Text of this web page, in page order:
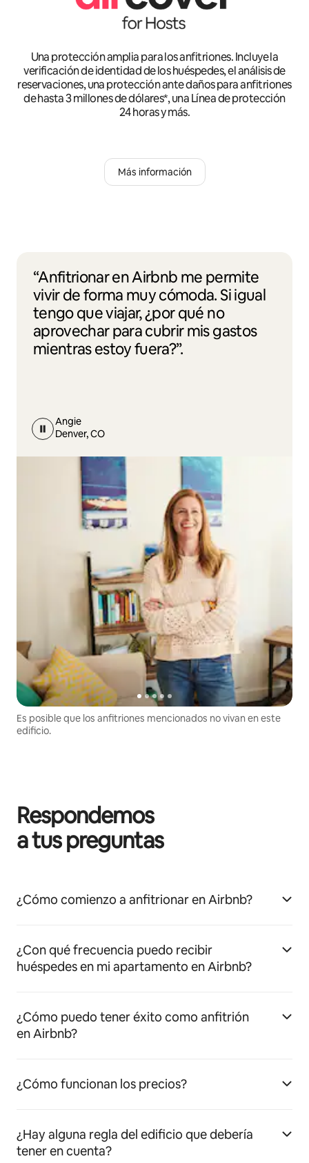
Una protección amplia para los anfitriones. Incluye la
verificación de identidad de los huéspedes, el análisis de
reservaciones, una protección ante daños para anfitriones
de hasta 3 millones de dólares*, una Línea de protección
24 horas y más.
Más información
“Anfitrionar en Airbnb me permite
vivir de forma muy cómoda. Si igual
tengo que viajar, ¿por qué no
aprovechar para cubrir mis gastos
mientras estoy fuera?”.
Angie
Denver, CO
Es posible que los anfitriones mencionados no vivan en este
edificio.
Respondemos
a tus preguntas
¿Cómo comienzo a anfitrionar en Airbnb?
¿Con qué frecuencia puedo recibir
huéspedes en mi apartamento en Airbnb?
¿Cómo puedo tener éxito como anfitrión
en Airbnb?
¿Cómo funcionan los precios?
¿Hay alguna regla del edificio que debería
tener en cuenta?